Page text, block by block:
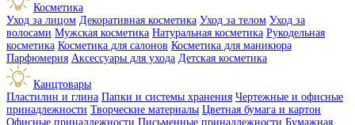
Косметика
Уход за лицом Декоративная косметика Уход за телом Уход за
волосами Мужская косметика Натуральная косметика Рукодельная
косметика Косметика для салонов Косметика для маникюра
Парфюмерия Аксессуары для ухода Детская косметика
Канцтовары
Пластилин и глина Папки и системы хранения Чертежные и офисные
принадлежности Творческие материалы Цветная бумага и картон
Офисные принадлежности Письменные принадлежности Бумажная